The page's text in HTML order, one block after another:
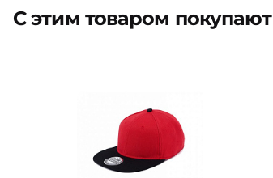
С этим товаром покупают